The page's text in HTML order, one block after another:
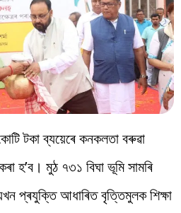
টকা ব্যয়েৰে কনকলতা বৰুৱা
হ’ব। মুঠ ৭৩১ বিঘা ভূমি সামৰি
প্ৰযুক্তি আধাৰিত বৃত্তিমুলক শিক্ষা